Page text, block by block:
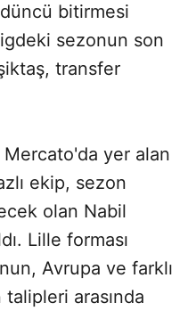
bitirmesi
sezonun son
transfer
Mercato'da yer alan
ekip, sezon
olan Nabil
Lille forması
Avrupa ve farklı
arasında